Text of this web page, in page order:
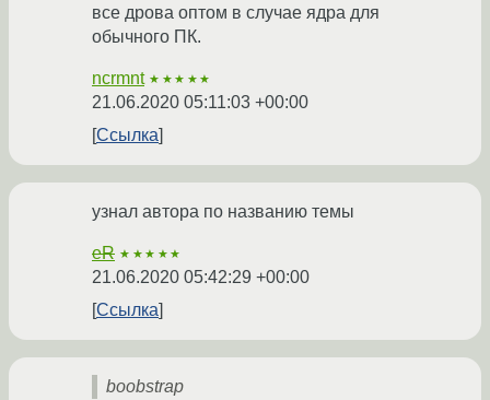
все дрова оптом в случае ядра для
обычного ПК.
ncrmnt ★★★★★
21.06.2020 05:11:03 +00:00
Ссылка
узнал автора по названию темы
eR ★★★★★
21.06.2020 05:42:29 +00:00
Ссылка
boobstrap